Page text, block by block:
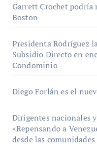
Garrett Crochet podría
Boston
Presidenta Rodríguez
Subsidio Directo en
Condominio
Diego Forlán es el
Dirigentes nacionales
«Repensando a
desde las comunidades